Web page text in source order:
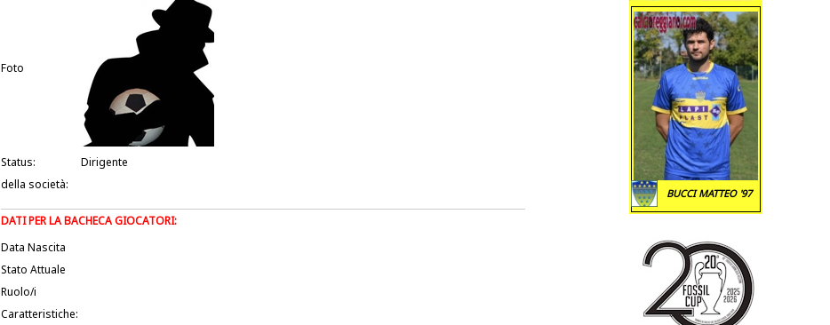
Foto
Status:
Dirigente
della società:
DATI PER LA BACHECA GIOCATORI:
Data Nascita
Stato Attuale
Ruolo/i
Caratteristiche:
BUCCI MATTEO '97